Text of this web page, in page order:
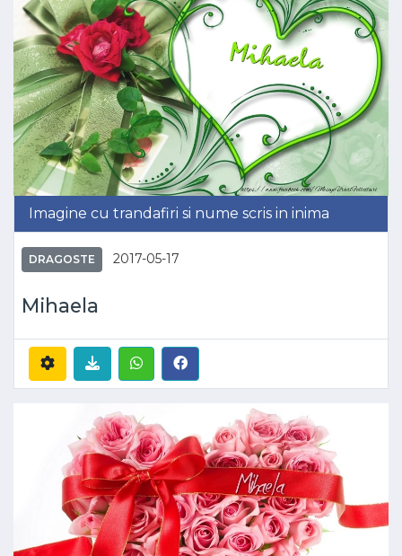
Imagine cu trandafiri si nume scris in inima
DRAGOSTE 2017-05-17
Mihaela